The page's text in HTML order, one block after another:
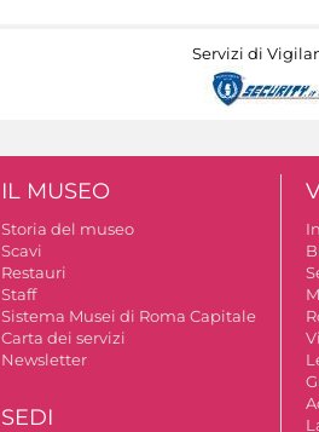
Servizi di
IL MUSEO
Storia del museo
Scavi
Restauri
Staff
Sistema Musei di Roma Capitale
Carta dei servizi
Newsletter
SEDI